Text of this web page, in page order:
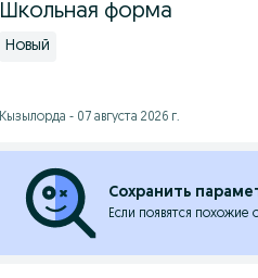
Школьная форма
Новый
Кызылорда - 07 августа 2026 г.
Сохранить
Если появятся